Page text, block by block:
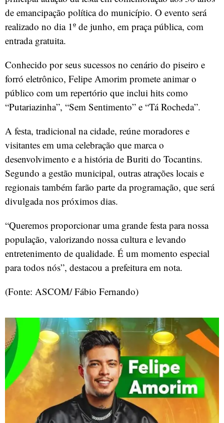
de emancipação política do município. O evento será
realizado no dia 1º de junho, em praça pública, com
entrada gratuita.
Conhecido por seus sucessos no cenário do piseiro e
forró eletrônico, Felipe Amorim promete animar o
público com um repertório que inclui hits como
“Putariazinha”, “Sem Sentimento” e “Tá Rocheda”.
A festa, tradicional na cidade, reúne moradores e
visitantes em uma celebração que marca o
desenvolvimento e a história de Buriti do Tocantins.
Segundo a gestão municipal, outras atrações locais e
regionais também farão parte da programação, que será
divulgada nos próximos dias.
“Queremos proporcionar uma grande festa para nossa
população, valorizando nossa cultura e levando
entretenimento de qualidade. É um momento especial
para todos nós”, destacou a prefeitura em nota.
(Fonte: ASCOM/ Fábio Fernando)